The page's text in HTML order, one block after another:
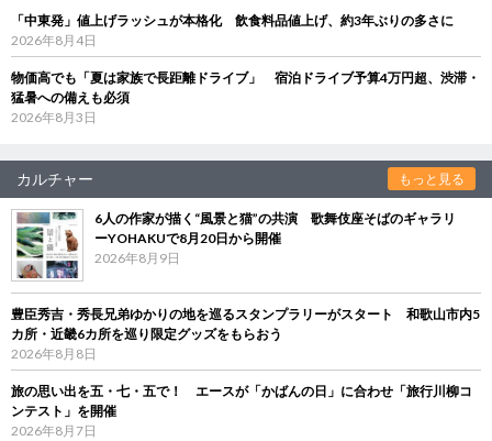
「中東発」値上げラッシュが本格化 飲食料品値上げ、約3年ぶりの多さに
2026年8月4日
物価高でも「夏は家族で長距離ドライブ」 宿泊ドライブ予算4万円超、渋滞・
猛暑への備えも必須
2026年8月3日
カルチャー もっと見る
6人の作家が描く“風景と猫”の共演 歌舞伎座そばのギャラリ
ーYOHAKUで8月20日から開催
2026年8月9日
豊臣秀吉・秀長兄弟ゆかりの地を巡るスタンプラリーがスタート 和歌山市内5
カ所・近畿6カ所を巡り限定グッズをもらおう
2026年8月8日
旅の思い出を五・七・五で！ エースが「かばんの日」に合わせ「旅行川柳コ
ンテスト」を開催
2026年8月7日